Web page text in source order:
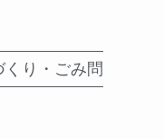
くり・ごみ問